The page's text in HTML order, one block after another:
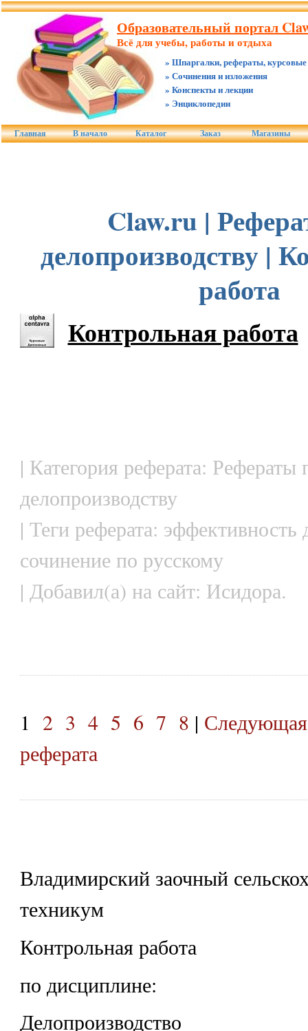
Образовательный портал
Всё для учебы, работы и отдыха
» Шпаргалки, рефераты, курсовые
» Сочинения и изложения
» Конспекты и лекции
» Энциклопедии
Главная В начало Каталог Заказ Магазины
Claw.ru |
делопроизводству |
работа
Контрольная работа
| Категория реферата: Рефераты
делопроизводству
| Теги реферата:
сочинение по русскому
| Добавил(а) на сайт: Исидора.
1 2 3 4 5 6 7 8 | Следующая
реферата
Владимирский заочный
техникум
Контрольная работа
по дисциплине:
Делопроизводство